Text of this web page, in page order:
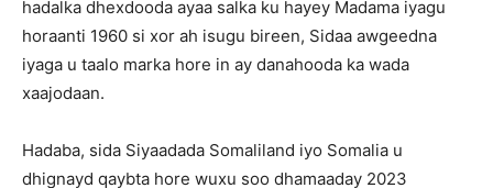
hadalka dhexdooda ayaa salka ku hayey Madama iyagu
horaanti 1960 si xor ah isugu bireen, Sidaa awgeedna
iyaga u taalo marka hore in ay danahooda ka wada
xaajodaan.
Hadaba, sida Siyaadada Somaliland iyo Somalia u
dhignayd qaybta hore wuxu soo dhamaaday 2023